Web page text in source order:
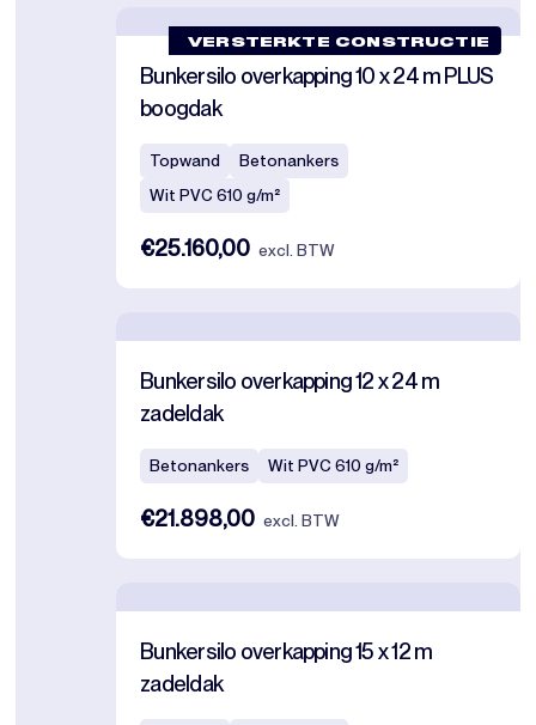
VERSTERKTE CONSTRUCTIE
Bunkersilo overkapping 10 x 24 m PLUS
boogdak
Topwand
Betonankers
Wit PVC 610 g/m²
€25.160,00 excl. BTW
Bunkersilo overkapping 12 x 24 m
zadeldak
Betonankers Wit PVC 610 g/m²
€21.898,00 excl. BTW
Bunkersilo overkapping 15 x 12 m
zadeldak